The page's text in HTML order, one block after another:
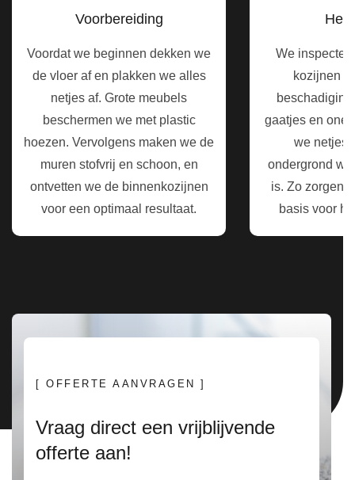
Voorbereiding
Voordat we beginnen dekken we
de vloer af en plakken we alles
netjes af. Grote meubels
beschermen we met plastic
hoezen. Vervolgens maken we de
muren stofvrij en schoon, en
ontvetten we de binnenkozijnen
voor een optimaal resultaat.
We
kozijnen
gaatjes en
we netjes
ondergrond
is. Zo zorgen
basis voor
[ OFFERTE AANVRAGEN ]
Vraag direct een vrijblijvende
offerte aan!